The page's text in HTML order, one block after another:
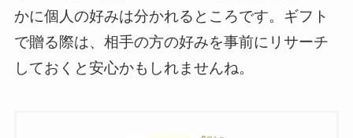
かに個人の好みは分かれるところです。ギフト
で贈る際は、相手の方の好みを事前にリサーチ
しておくと安心かもしれませんね。